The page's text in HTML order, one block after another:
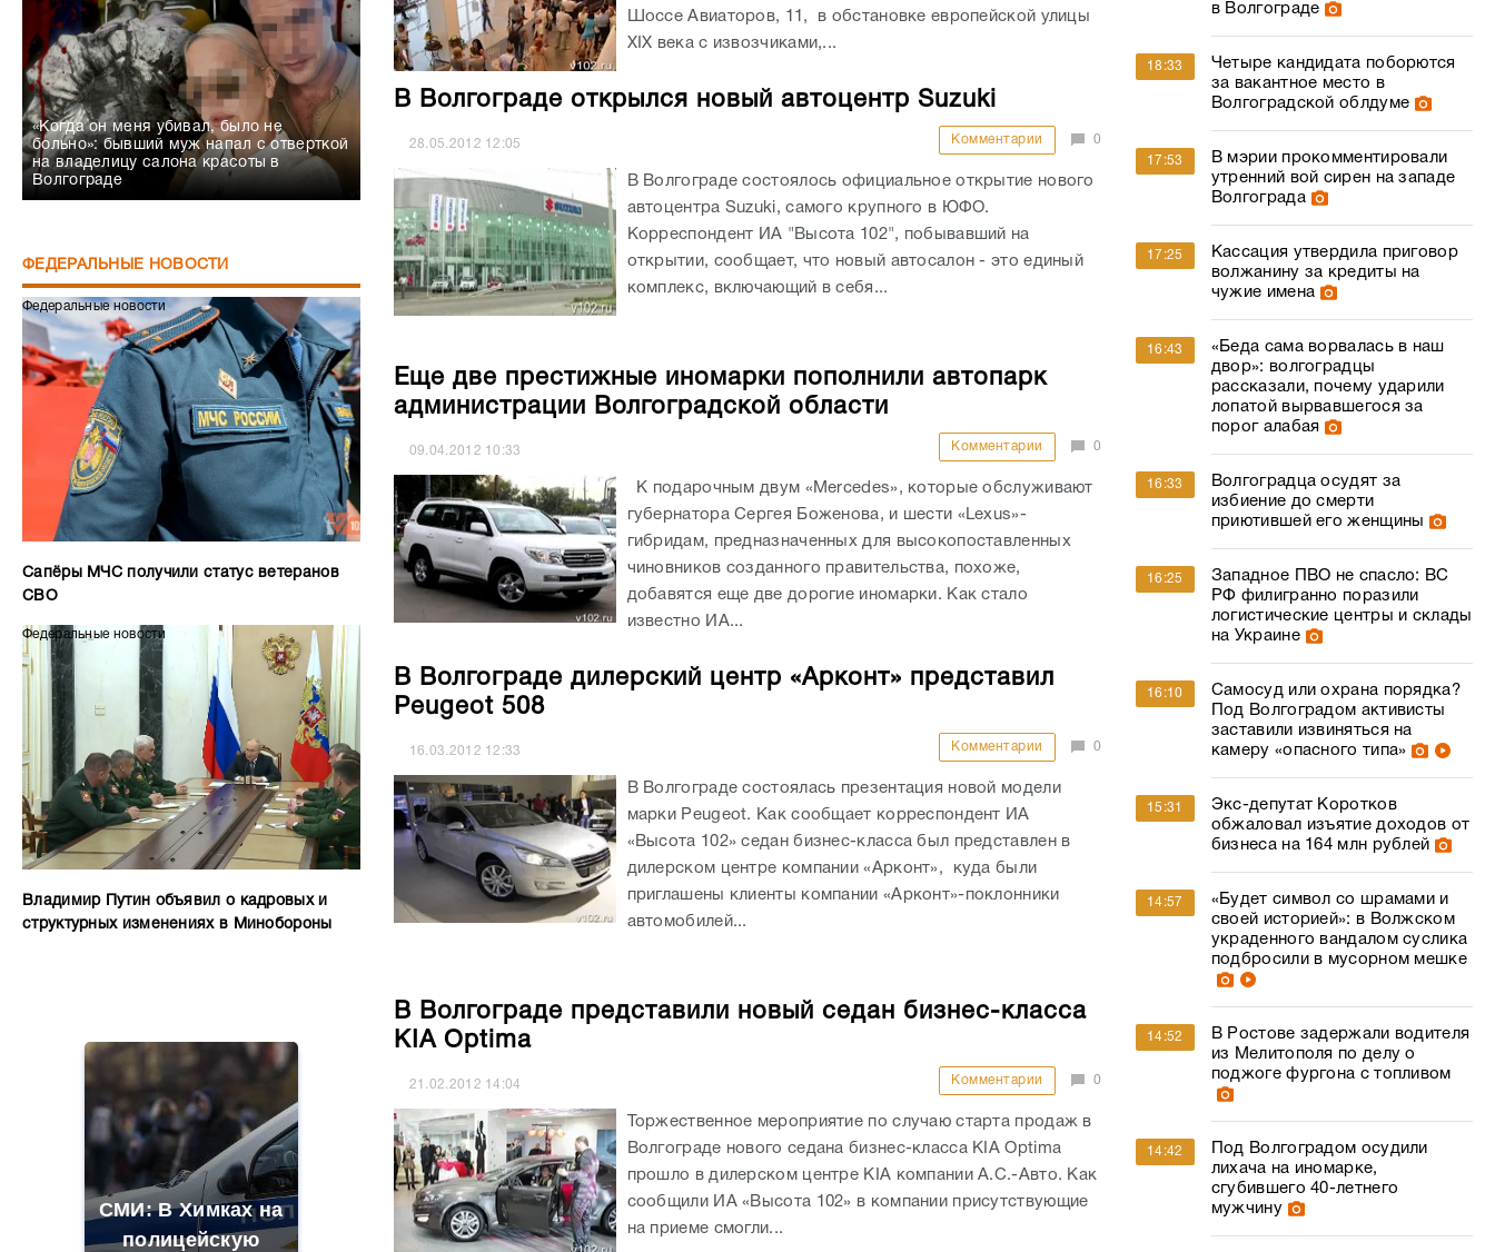
«Когда он меня убивал, было не
больно»: бывший муж напал с отверткой
на владелицу салона красоты в
Волгограде
ФЕДЕРАЛЬНЫЕ НОВОСТИ
Федеральные новости
Сапёры МЧС получили статус ветеранов
СВО
Федеральные новости
Владимир Путин объявил о кадровых и
структурных изменениях в Минобороны
СМИ: В Химках на
полицейскую
Шоссе Авиаторов, 11, в обстановке европейской улицы
XIX века с извозчиками,...
В Волгограде открылся новый автоцентр Suzuki
28.05.2012 12:05 Комментарии 0
В Волгограде состоялось официальное открытие нового
автоцентра Suzuki, самого крупного в ЮФО.
Корреспондент ИА "Высота 102", побывавший на
открытии, сообщает, что новый автосалон - это единый
комплекс, включающий в себя...
Еще две престижные иномарки пополнили автопарк
администрации Волгоградской области
09.04.2012 10:33 Комментарии 0
К подарочным двум «Мercedes», которые обслуживают
губернатора Сергея Боженова, и шести «Lexus»-
гибридам, предназначенных для высокопоставленных
чиновников созданного правительства, похоже,
добавятся еще две дорогие иномарки. Как стало
известно ИА...
В Волгограде дилерский центр «Арконт» представил
Peugeot 508
16.03.2012 12:33 Комментарии 0
В Волгограде состоялась презентация новой модели
марки Peugeot. Как сообщает корреспондент ИА
«Высота 102» седан бизнес-класса был представлен в
дилерском центре компании «Арконт», куда были
приглашены клиенты компании «Арконт»-поклонники
автомобилей...
В Волгограде представили новый седан бизнес-класса
KIA Optima
21.02.2012 14:04 Комментарии 0
Торжественное мероприятие по случаю старта продаж в
Волгограде нового седана бизнес-класса KIA Optima
прошло в дилерском центре KIA компании A.C.-Авто. Как
сообщили ИА «Высота 102» в компании присутствующие
на приеме смогли...
в Волгограде
18:33
Четыре кандидата поборются
за вакантное место в
Волгоградской облдуме
17:53
В мэрии прокомментировали
утренний вой сирен на западе
Волгограда
17:25
Кассация утвердила приговор
волжанину за кредиты на
чужие имена
16:43
«Беда сама ворвалась в наш
двор»: волгоградцы
рассказали, почему ударили
лопатой вырвавшегося за
порог алабая
16:33
Волгоградца осудят за
избиение до смерти
приютившей его женщины
16:25
Западное ПВО не спасло: ВС
РФ филигранно поразили
логистические центры и склады
на Украине
16:10
Самосуд или охрана порядка?
Под Волгоградом активисты
заставили извиняться на
камеру «опасного типа»
15:31
Экс-депутат Коротков
обжаловал изъятие доходов от
бизнеса на 164 млн рублей
14:57
«Будет символ со шрамами и
своей историей»: в Волжском
украденного вандалом суслика
подбросили в мусорном мешке
14:52
В Ростове задержали водителя
из Мелитополя по делу о
поджоге фургона с топливом
14:42
Под Волгоградом осудили
лихача на иномарке,
сгубившего 40-летнего
мужчину